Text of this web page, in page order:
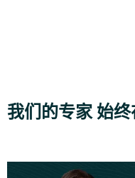
我们的专家 始